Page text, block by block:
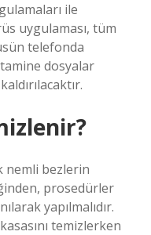
ile
uygulaması, tüm
telefonda
dosyalar
nemli bezlerin
prosedürler
yapılmalıdır.
temizlerken